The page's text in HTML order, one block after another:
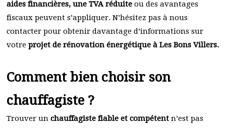
aides financières, une TVA réduite ou des avantages
fiscaux peuvent s’appliquer. N’hésitez pas à nous
contacter pour obtenir davantage d’informations sur
votre projet de rénovation énergétique à Les Bons Villers.
Comment bien choisir son
chauffagiste ?
Trouver un chauffagiste fiable et compétent n’est pas